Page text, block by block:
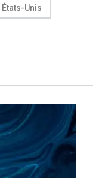
États-Unis